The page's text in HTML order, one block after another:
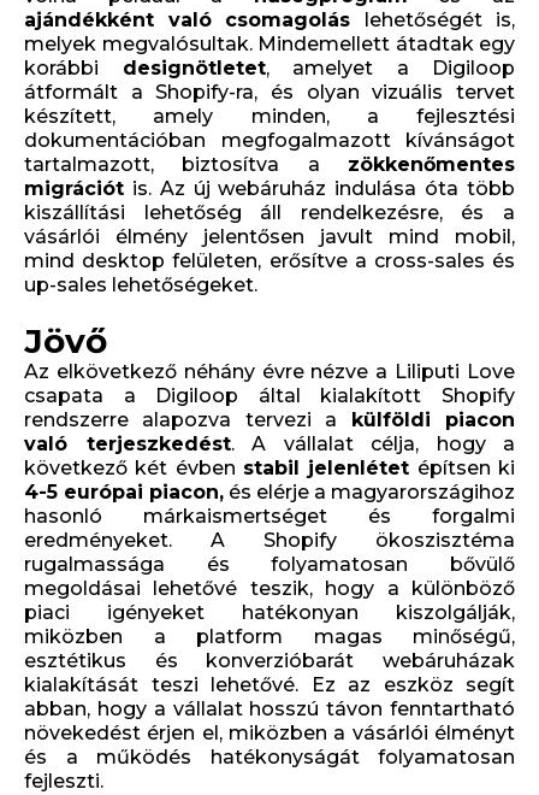
ajándékként
való csomagolás lehetőségét is,
melyek megvalósultak. Mindemellett átadtak egy
korábbi designötletet, amelyet a Digiloop
átformált a Shopify-ra, és olyan vizuális tervet
készített, amely minden, a fejlesztési
dokumentációban megfogalmazott kívánságot
tartalmazott, biztosítva a zökkenőmentes
migrációt is. Az új webáruház indulása óta több
kiszállítási lehetőség áll rendelkezésre, és a
vásárlói élmény jelentősen javult mind mobil,
mind desktop felületen, erősítve a cross-sales és
up-sales lehetőségeket.
Jövő
Az elkövetkező néhány évre nézve a Liliputi Love
csapata a Digiloop által kialakított Shopify
rendszerre alapozva tervezi a külföldi piacon
való terjeszkedést. A vállalat célja, hogy a
következő két évben stabil jelenlétet építsen ki
4-5 európai piacon, és elérje a magyarországihoz
hasonló márkaismertséget és forgalmi
eredményeket. A Shopify ökoszisztéma
rugalmassága és folyamatosan bővülő
megoldásai lehetővé teszik, hogy a különböző
piaci igényeket hatékonyan kiszolgálják,
miközben a platform magas minőségű,
esztétikus és konverzióbarát webáruházak
kialakítását teszi lehetővé. Ez az eszköz segít
abban, hogy a vállalat hosszú távon fenntartható
növekedést érjen el, miközben a vásárlói élményt
és a működés hatékonyságát folyamatosan
fejleszti.